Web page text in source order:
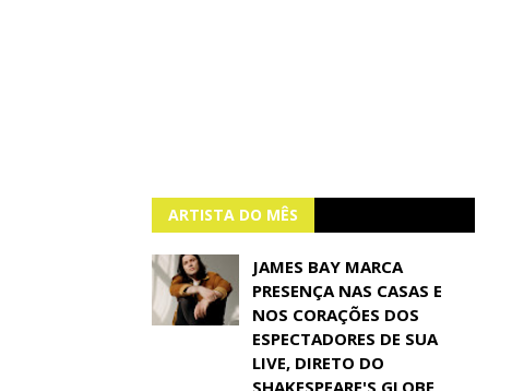
ARTISTA DO MÊS
JAMES BAY MARCA
PRESENÇA NAS CASAS E
NOS CORAÇÕES DOS
ESPECTADORES DE SUA
LIVE, DIRETO DO
SHAKESPEARE'S GLOBE